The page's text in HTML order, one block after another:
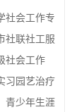
社会工作专
社联社工服
社会工作
习园艺治疗
青少年生涯